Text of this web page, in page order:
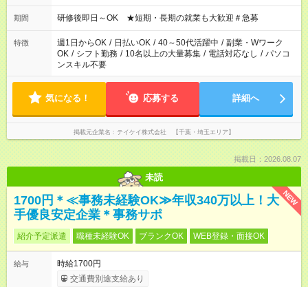
期間 研修後即日～OK ★短期・長期の就業も大歓迎＃急募
特徴 週1日からOK / 日払いOK / 40～50代活躍中 / 副業・Wワーク
OK / シフト勤務 / 10名以上の大量募集 / 電話対応なし / パソコ
ンスキル不要
気になる！ 応募する 詳細へ
掲載元企業名 テイケイ株式会社 【千葉・埼玉エリア】
掲載日：2026.08.07
未読
NEW
1700円＊≪事務未経験OK≫年収340万以上！大
手優良安定企業＊事務サポ
紹介予定派遣 職種未経験OK ブランクOK WEB登録・面接OK
給与
時給1700円
交通費別途支給あり